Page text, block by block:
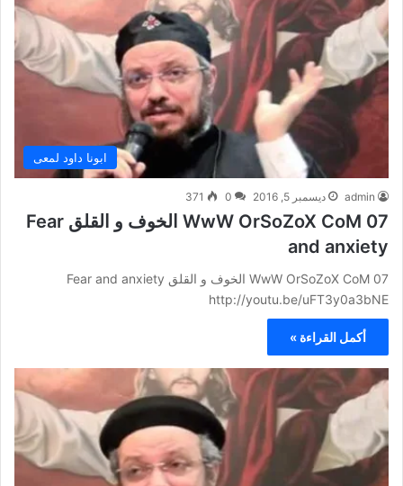
ابونا داود لمعى
admin ديسمبر 5, 2016 0
371
WwW OrSoZoX CoM 07 الخوف و القلق Fear
and anxiety
WwW OrSoZoX CoM 07 الخوف و القلق Fear and anxiety
http://youtu.be/uFT3y0a3bNE
أكمل القراءة »